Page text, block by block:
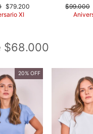
Precio
de
$79.200
XI
Precio
habitual
$99.000
$68.000
20% OFF